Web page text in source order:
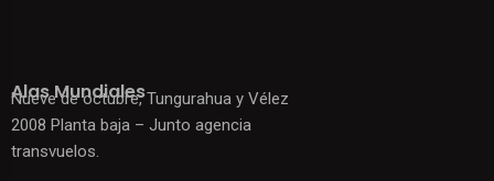
Alas Mundiales
Nueve de octubre, Tungurahua y Vélez
2008 Planta baja – Junto agencia
transvuelos.